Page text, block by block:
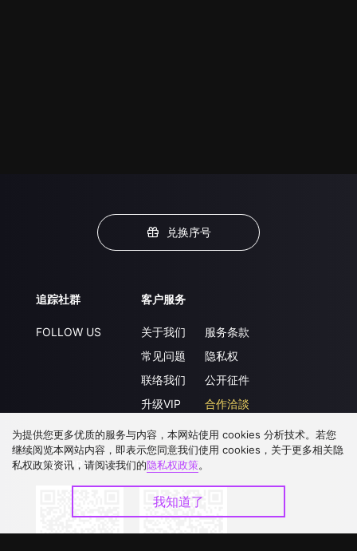
兑换序号
追踪社群
FOLLOW US
客户服务
关于我们
常见问题
联络我们
升级VIP
服务条款
隐私权
公开征件
合作洽談
下载 APP
为提供您更多优质的服务与内容，本网站使用 cookies 分析技术。若您
继续阅览本网站内容，即表示您同意我们使用 cookies，关于更多相关隐
私权政策资讯，请阅读我们的隐私权政策。
我知道了